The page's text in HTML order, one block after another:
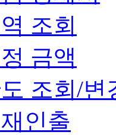
조회
금액
조회/변
인출